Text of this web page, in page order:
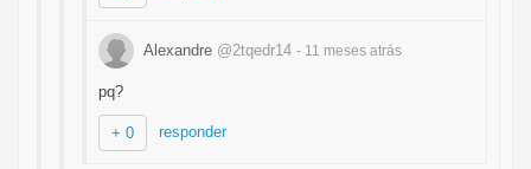
Alexandre @2tqedr14 - 11 meses atrás
pq?
+ 0 responder